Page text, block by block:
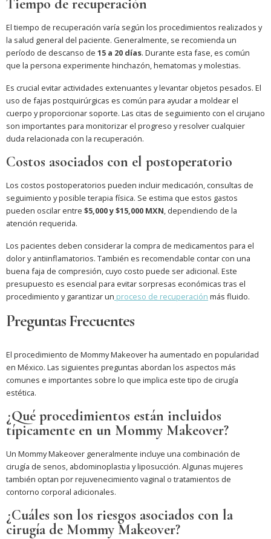
Tiempo de recuperación
El tiempo de recuperación varía según los procedimientos realizados y
la salud general del paciente. Generalmente, se recomienda un
período de descanso de 15 a 20 días. Durante esta fase, es común
que la persona experimente hinchazón, hematomas y molestias.
Es crucial evitar actividades extenuantes y levantar objetos pesados. El
uso de fajas postquirúrgicas es común para ayudar a moldear el
cuerpo y proporcionar soporte. Las citas de seguimiento con el cirujano
son importantes para monitorizar el progreso y resolver cualquier
duda relacionada con la recuperación.
Costos asociados con el postoperatorio
Los costos postoperatorios pueden incluir medicación, consultas de
seguimiento y posible terapia física. Se estima que estos gastos
pueden oscilar entre $5,000 y $15,000 MXN, dependiendo de la
atención requerida.
Los pacientes deben considerar la compra de medicamentos para el
dolor y antiinflamatorios. También es recomendable contar con una
buena faja de compresión, cuyo costo puede ser adicional. Este
presupuesto es esencial para evitar sorpresas económicas tras el
procedimiento y garantizar un proceso de recuperación más fluido.
Preguntas Frecuentes
El procedimiento de Mommy Makeover ha aumentado en popularidad
en México. Las siguientes preguntas abordan los aspectos más
comunes e importantes sobre lo que implica este tipo de cirugía
estética.
¿Qué procedimientos están incluidos
típicamente en un Mommy Makeover?
Un Mommy Makeover generalmente incluye una combinación de
cirugía de senos, abdominoplastia y liposucción. Algunas mujeres
también optan por rejuvenecimiento vaginal o tratamientos de
contorno corporal adicionales.
¿Cuáles son los riesgos asociados con la
cirugía de Mommy Makeover?